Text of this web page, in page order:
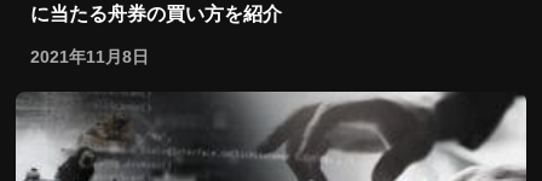
に当たる舟券の買い方を紹介
2021年11月8日